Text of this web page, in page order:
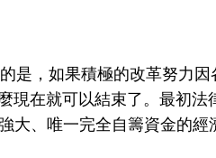
是，如果積極的改革努力
現在就可以結束了。最初
大、唯一完全自籌資金的經